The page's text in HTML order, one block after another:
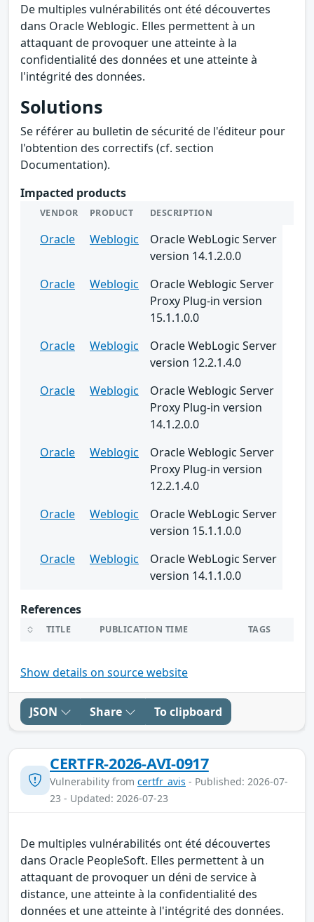
De multiples vulnérabilités ont été découvertes
dans Oracle Weblogic. Elles permettent à un
attaquant de provoquer une atteinte à la
confidentialité des données et une atteinte à
l'intégrité des données.
Solutions
Se référer au bulletin de sécurité de l'éditeur pour
l'obtention des correctifs (cf. section
Documentation).
Impacted products
VENDOR PRODUCT DESCRIPTION
Oracle Weblogic
Oracle WebLogic Server
version 14.1.2.0.0
Oracle
Weblogic
Oracle Weblogic Server
Proxy Plug-in version
15.1.1.0.0
Oracle
Weblogic
Oracle WebLogic Server
version 12.2.1.4.0
Oracle
Weblogic
Oracle Weblogic Server
Proxy Plug-in version
14.1.2.0.0
Oracle
Weblogic
Oracle Weblogic Server
Proxy Plug-in version
12.2.1.4.0
Oracle
Weblogic
Oracle WebLogic Server
version 15.1.1.0.0
Oracle
Weblogic
Oracle WebLogic Server
version 14.1.1.0.0
References
TITLE PUBLICATION TIME TAGS
Show details on source website
JSON Share To clipboard
CERTFR-2026-AVI-0917
Vulnerability from certfr_avis - Published: 2026-07-
23 - Updated: 2026-07-23
De multiples vulnérabilités ont été découvertes
dans Oracle PeopleSoft. Elles permettent à un
attaquant de provoquer un déni de service à
distance, une atteinte à la confidentialité des
données et une atteinte à l'intégrité des données.